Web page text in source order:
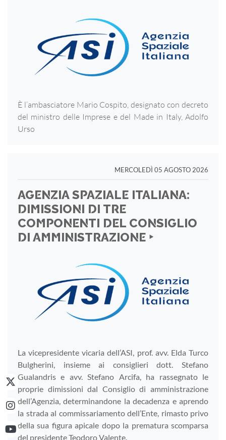
È l’ambasciatore Mario Cospito, designato con decreto
del ministro delle Imprese e del Made in Italy, Adolfo
Urso
MERCOLEDÌ 05 AGOSTO 2026
AGENZIA SPAZIALE ITALIANA:
DIMISSIONI DI TRE
COMPONENTI DEL CONSIGLIO
DI AMMINISTRAZIONE ‣
La vicepresidente vicaria dell’ASI, prof. avv. Elda Turco
Bulgherini, insieme ai consiglieri dott. Stefano
Gualandris e avv. Stefano Arcifa, ha rassegnato le
proprie dimissioni dal Consiglio di amministrazione
dell’Agenzia, determinandone la decadenza e aprendo
la strada al commissariamento dell’Ente, rimasto privo
della sua figura apicale dopo la prematura scomparsa
del presidente Teodoro Valente.